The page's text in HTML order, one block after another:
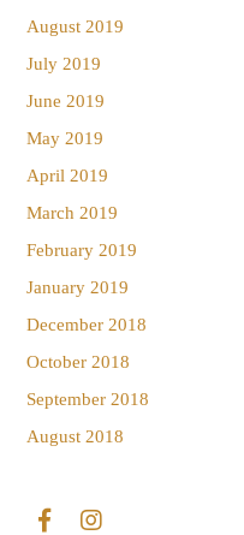
August 2019
July 2019
June 2019
May 2019
April 2019
March 2019
February 2019
January 2019
December 2018
October 2018
September 2018
August 2018